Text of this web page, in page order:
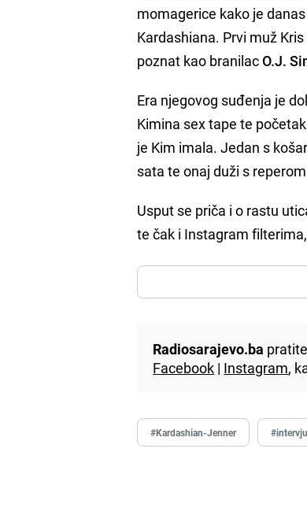
momagerice kako je
Kardashiana. Prvi muž
poznat kao branilacO.J.
Era njegovog suđenja je
Kimina sex tape te
je Kim imala. Jedan s
sata te onaj duži s reperom
Usput se priča i o rastu
te čak i Instagram
Radiosarajevo.ba
Facebook | Instagram,
#Kardashian-Jenner #intervju